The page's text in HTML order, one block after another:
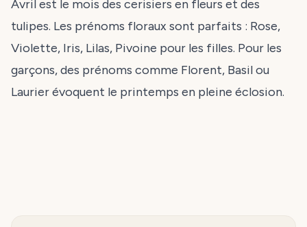
Avril est le mois des cerisiers en fleurs et des
tulipes. Les prénoms floraux sont parfaits : Rose,
Violette, Iris, Lilas, Pivoine pour les filles. Pour les
garçons, des prénoms comme Florent, Basil ou
Laurier évoquent le printemps en pleine éclosion.